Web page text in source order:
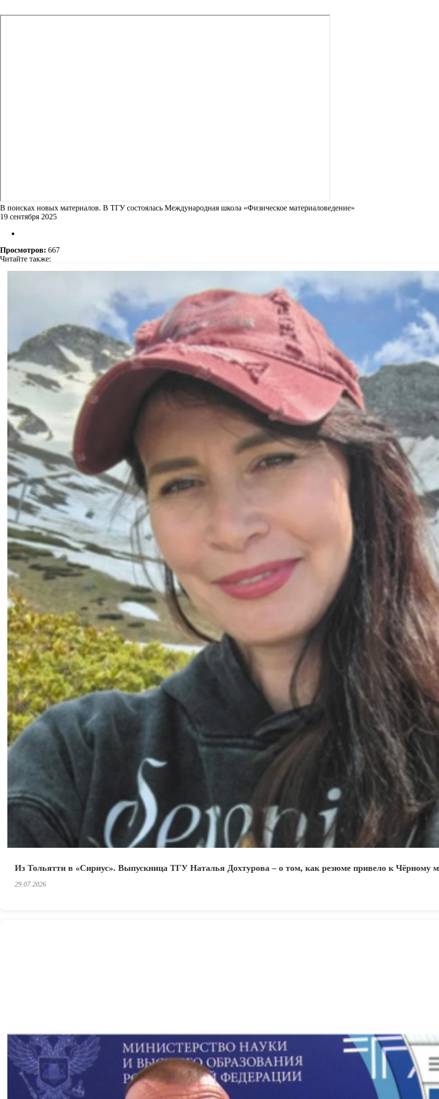
В поисках новых материалов. В ТГУ состоялась Международная школа «Физическое материаловедение»
19 сентября 2025
Просмотров: 667
Читайте также:
Из Тольятти в «Сириус». Выпускница ТГУ Наталья Дохтурова – о том, как резюме привело к Чёрному
29.07.2026